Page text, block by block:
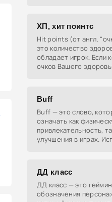
ХП, хит поинтс
Hit points (от англ.
это количество
обладает игрок. Если
очков Вашего
Buff
Buff — это слово,
означать как
привлекательность,
улучшения в играх.
ДД класс
ДД класс — это
обозначения